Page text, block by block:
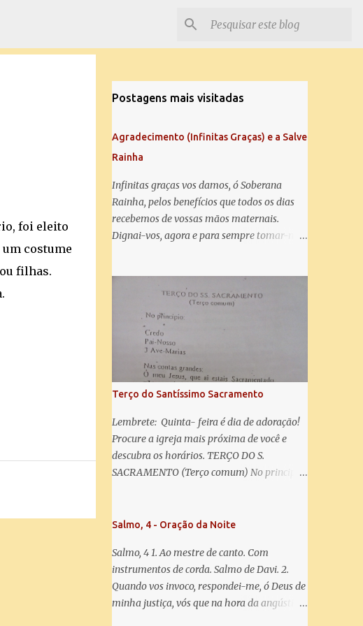
foi eleito
costume
filhas.
Postagens mais visitadas
Agradecimento (Infinitas Graças) e a Salve
Rainha
Infinitas graças vos damos, ó Soberana
Rainha, pelos benefícios que todos os dias
recebemos de vossas mãos maternais.
Dignai-vos, agora e para sempre tomar-nos
Salve Rainha: Salve Rainha , Mãe de
misericórdia, vida, doçura, esperança nossa,
salve! A vós bradamos os degredados filhos
de Eva, a vós suspiramos, gemendo e
chorando neste vale de lágrimas. Eia, pois,
Advogada nossa, estes vossos olhos
misericordiosos a nós volvei, e depois deste
desterro, mostrai-nos Jesus. Bendito é o
fruto do vosso ventre, ó clemente, ó piedosa,
ó doce e sempre Virgem Maria. Rogai por
nós Santa Mãe de Deus. Para que sejamos
dignos das promessas de Cristo. Amém.
Terço do Santíssimo Sacramento
Lembrete: Quinta- feira é dia de adoração!
Procure a igreja mais próxima de você e
descubra os horários. TERÇO DO S.
SACRAMENTO (Terço comum) No principio:
Sacramentado, não permitais que eu viva
coração ao Vosso e o Vosso ao meu, e, nem
sem Vós morra eu! Nas contas pequenas:
Sacramento de Amor! Misericórdia Senhor!
Glória ao Pai: Cristo pão da vida e remédio
Salmo, 4 - Oração da Noite
Salmo, 4 1. Ao mestre de canto. Com
instrumentos de corda. Salmo de Davi. 2.
Quando vos invoco, respondei-me, ó Deus de
minha justiça, vós que na hora da angústia